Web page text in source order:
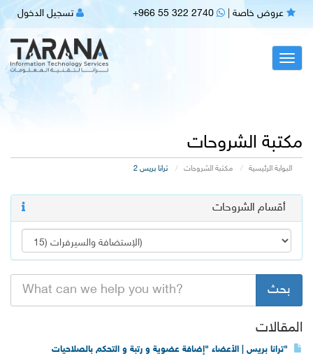
تسجيل الدخول +966 55 322 2740 | عروض خاصة
مكتبة الشروحات
البوابة الرئيسية مكتبة الشروحات ترانا بريس 2
أقسام الشروحات
المقالات
"ترانا بريس | الأعضاء "إضافة عضوية و رتبة و التحكم بالصلاحيات